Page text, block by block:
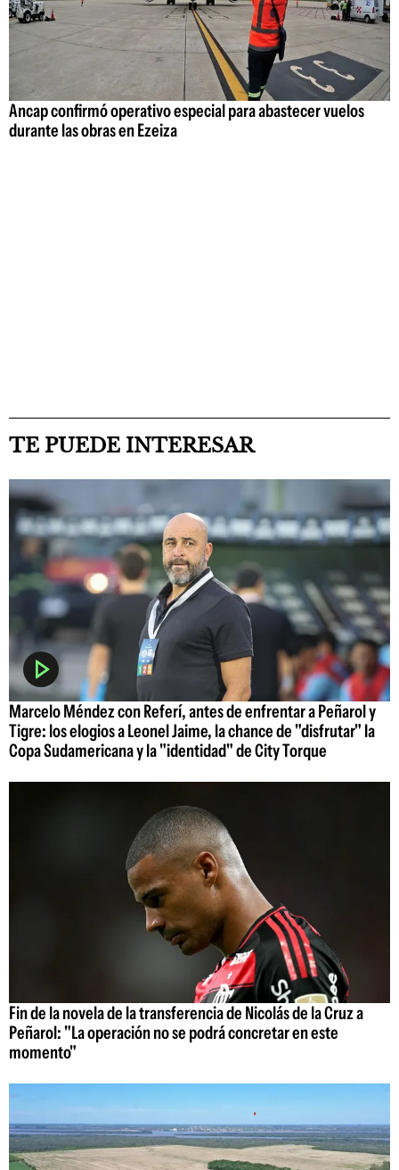
Ancap confirmó operativo especial para abastecer vuelos
durante las obras en Ezeiza
TE PUEDE INTERESAR
Marcelo Méndez con Referí, antes de enfrentar a Peñarol y
Tigre: los elogios a Leonel Jaime, la chance de "disfrutar" la
Copa Sudamericana y la "identidad" de City Torque
Fin de la novela de la transferencia de Nicolás de la Cruz a
Peñarol: "La operación no se podrá concretar en este
momento"